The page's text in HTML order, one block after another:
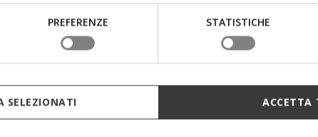
PREFERENZE STATISTICHE
SELEZIONATI ACCETTA